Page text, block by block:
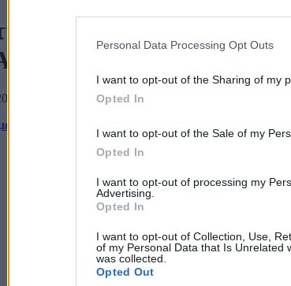
Personal Data Processing Opt Outs
I want to opt-out of the Sharing of my
Opted In
I want to opt-out of the Sale of my
Opted In
I want to opt-out of processing my
Advertising.
Opted In
I want to opt-out of Collection, Use,
of my Personal Data that Is Unrelated
was collected.
Opted Out
Πορτοκαλάκη,
Δ.Σ. ΕΛΙΣΜΕ, Τοπογράφου-Μηχανικού M.